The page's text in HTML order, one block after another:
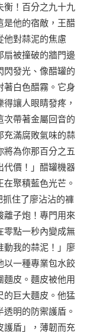
衡！百分之九十九
是他的宿敵，王醋
他對蒜泥的焦慮
扇被撞破的牆門邊
閃發光、像醋罐的
著白色醋霧。它身
讓人眼睛發疼，
次帶著金屬回音的
充滿腐敗氣味的蒜
將為你那百分之五
代價！」醋罐機器
聚積藍色光芒。
住了廖沾沾的褲
離子炮！專門用來
零點一秒內變成無
動我的蒜泥！」廖
以一種專業包水餃
麵皮。麵皮被他用
的巨大麵皮。他猛
明的防禦護盾。
護盾」，薄韌而充